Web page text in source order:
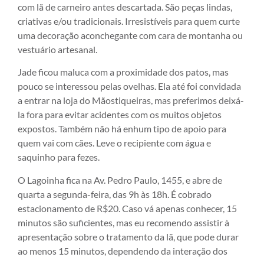
com lã de carneiro antes descartada. São peças lindas,
criativas e/ou tradicionais. Irresistíveis para quem curte
uma decoração aconchegante com cara de montanha ou
vestuário artesanal.
Jade ficou maluca com a proximidade dos patos, mas
pouco se interessou pelas ovelhas. Ela até foi convidada
a entrar na loja do Mãostiqueiras, mas preferimos deixá-
la fora para evitar acidentes com os muitos objetos
expostos. Também não há enhum tipo de apoio para
quem vai com cães. Leve o recipiente com água e
saquinho para fezes.
O Lagoinha fica na Av. Pedro Paulo, 1455, e abre de
quarta a segunda-feira, das 9h às 18h. É cobrado
estacionamento de R$20. Caso vá apenas conhecer, 15
minutos são suficientes, mas eu recomendo assistir à
apresentação sobre o tratamento da lã, que pode durar
ao menos 15 minutos, dependendo da interação dos